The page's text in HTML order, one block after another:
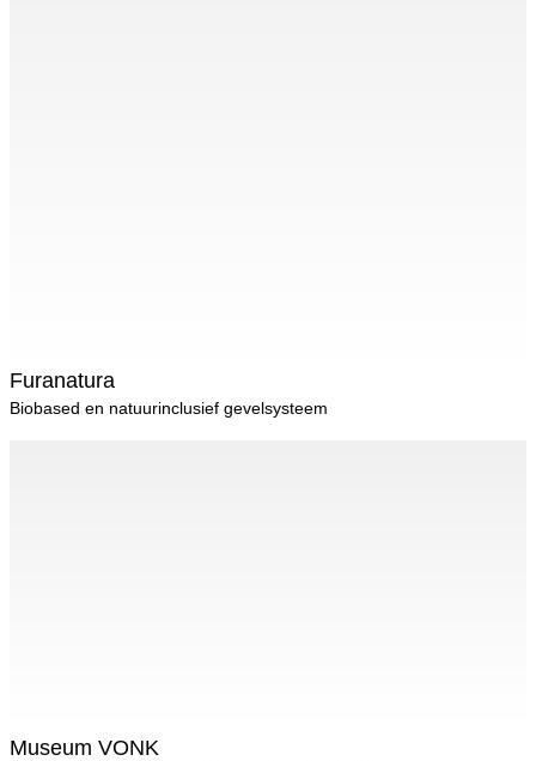
Furanatura
Biobased en natuurinclusief gevelsysteem
Museum VONK